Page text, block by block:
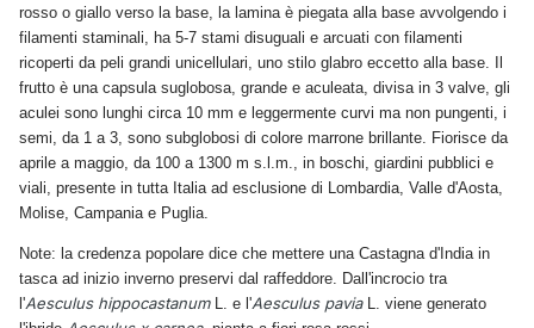
rosso o giallo verso la base, la lamina è piegata alla base avvolgendo i
filamenti staminali, ha 5-7 stami disuguali e arcuati con filamenti
ricoperti da peli grandi unicellulari, uno stilo glabro eccetto alla base. Il
frutto è una capsula suglobosa, grande e aculeata, divisa in 3 valve, gli
aculei sono lunghi circa 10 mm e leggermente curvi ma non pungenti, i
semi, da 1 a 3, sono subglobosi di colore marrone brillante. Fiorisce da
aprile a maggio, da 100 a 1300 m s.l.m., in boschi, giardini pubblici e
viali, presente in tutta Italia ad esclusione di Lombardia, Valle d'Aosta,
Molise, Campania e Puglia.
Note: la credenza popolare dice che mettere una Castagna d'India in
tasca ad inizio inverno preservi dal raffeddore. Dall'incrocio tra
l'Aesculus hippocastanumL. e l'Aesculus paviaL. viene generato